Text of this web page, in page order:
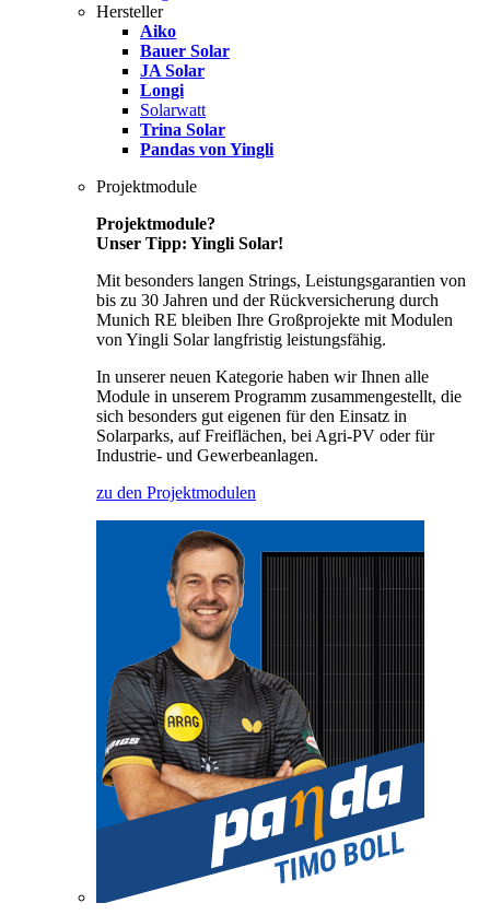
Hersteller
Aiko
Bauer Solar
JA Solar
Longi
Solarwatt
Trina Solar
Pandas von Yingli
Projektmodule
Projektmodule?
Unser Tipp: Yingli Solar!
Mit besonders langen Strings, Leistungsgarantien von
bis zu 30 Jahren und der Rückversicherung durch
Munich RE bleiben Ihre Großprojekte mit Modulen
von Yingli Solar langfristig leistungsfähig.
In unserer neuen Kategorie haben wir Ihnen alle
Module in unserem Programm zusammengestellt, die
sich besonders gut eigenen für den Einsatz in
Solarparks, auf Freiflächen, bei Agri-PV oder für
Industrie- und Gewerbeanlagen.
zu den Projektmodulen